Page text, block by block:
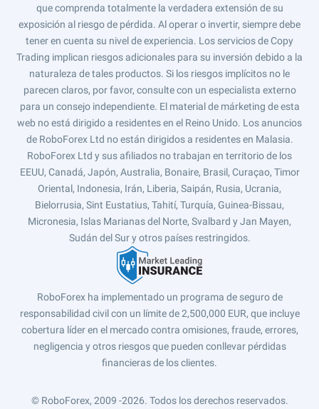
que comprenda totalmente la verdadera extensión de su
exposición al riesgo de pérdida. Al operar o invertir, siempre debe
tener en cuenta su nivel de experiencia. Los servicios de Copy
Trading implican riesgos adicionales para su inversión debido a la
naturaleza de tales productos. Si los riesgos implícitos no le
parecen claros, por favor, consulte con un especialista externo
para un consejo independiente. El material de márketing de esta
web no está dirigido a residentes en el Reino Unido. Los anuncios
de RoboForex Ltd no están dirigidos a residentes en Malasia.
RoboForex Ltd y sus afiliados no trabajan en territorio de los
EEUU, Canadá, Japón, Australia, Bonaire, Brasil, Curaçao, Timor
Oriental, Indonesia, Irán, Liberia, Saipán, Rusia, Ucrania,
Bielorrusia, Sint Eustatius, Tahití, Turquía, Guinea-Bissau,
Micronesia, Islas Marianas del Norte, Svalbard y Jan Mayen,
Sudán del Sur y otros países restringidos.
RoboForex ha implementado un programa de seguro de
responsabilidad civil con un límite de 2,500,000 EUR, que incluye
cobertura líder en el mercado contra omisiones, fraude, errores,
negligencia y otros riesgos que pueden conllevar pérdidas
financieras de los clientes.
© RoboForex, 2009 -2026. Todos los derechos reservados.